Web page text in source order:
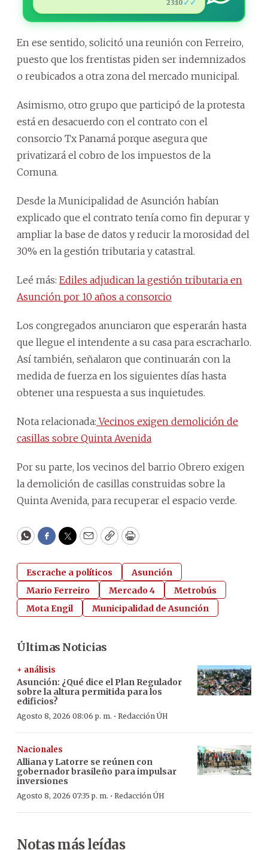
23:10 ✓✓
En ese sentido, solicitó una reunión con Ferreiro,
puesto que los frentistas piden ser indemnizados
o reubicados a otra zona del mercado municipal.
Asimismo, otro grupo que participó de la protesta
está en desacuerdo con el contrato con el
consorcio Tx Panamá porque asegura que
privatizará el cobro de los impuestos de la
Comuna.
Desde la Municipalidad de Asunción habían
explicado que el contrato tenía como fin depurar y
ampliar la base de datos y reducir la morosidad del
30% en la gestión tributaria y catastral.
Leé más: Ediles adjudican la gestión tributaria en
Asunción por 10 años a consorcio
Los congregados anunciaron que esperarán hasta
que llegue el intendente a su casa para escracharlo.
Así también, señalaron que continuarán con la
medida de fuerza en los siguientes días hasta
obtener una respuesta a sus inquietudes.
Nota relacionada: Vecinos exigen demolición de
casillas sobre Quinta Avenida
Por su parte, los vecinos del barrio Obrero exigen
la demolición de casillas construidas sobre la
Quinta Avenida, para recuperar el espacio verde.
WhatsApp
Facebook
Twitter
EmailCopyPrint
Escrache a políticos
Asunción
Mario Ferreiro
Mercado 4
Metrobús
Mota Engil
Municipalidad de Asunción
Últimas Noticias
+ análisis
Asunción: ¿Qué dice el Plan Regulador
sobre la altura permitida para los
edificios?
Agosto 8, 2026 08:06 p. m. · Redacción ÚH
Nacionales
Alliana y Latorre se reúnen con
gobernador brasileño para impulsar
inversiones
Agosto 8, 2026 07:35 p. m. · Redacción ÚH
Notas más leídas